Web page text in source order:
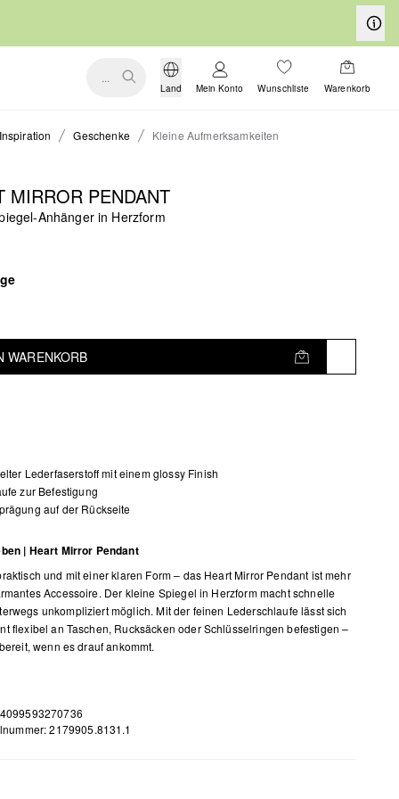
...
Land Mein Konto Wunschliste Warenkorb
Inspiration Geschenke Kleine Aufmerksamkeiten
MIRROR PENDANT
Anhänger in Herzform
WARENKORB
Lederfaserstoff mit einem glossy Finish
zur Befestigung
auf der Rückseite
| Heart Mirror Pendant
und mit einer klaren Form – das Heart Mirror Pendant ist mehr
Accessoire. Der kleine Spiegel in Herzform macht schnelle
unkompliziert möglich. Mit der feinen Lederschlaufe lässt sich
flexibel an Taschen, Rucksäcken oder Schlüsselringen befestigen –
wenn es drauf ankommt.
2179905.8131.1